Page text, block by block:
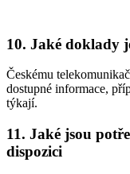
10. Jaké doklady
Českému
dostupné informace,
týkají.
11. Jaké jsou
dispozici